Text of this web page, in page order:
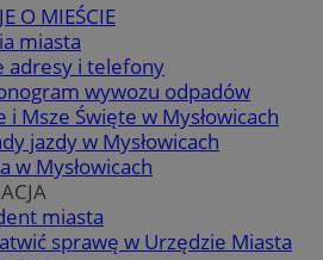
O MIEŚCIE
miasta
adresy i telefony
wywozu odpadów
i Msze Święte w Mysłowicach
jazdy w Mysłowicach
w Mysłowicach
miasta
sprawę w Urzędzie Miasta